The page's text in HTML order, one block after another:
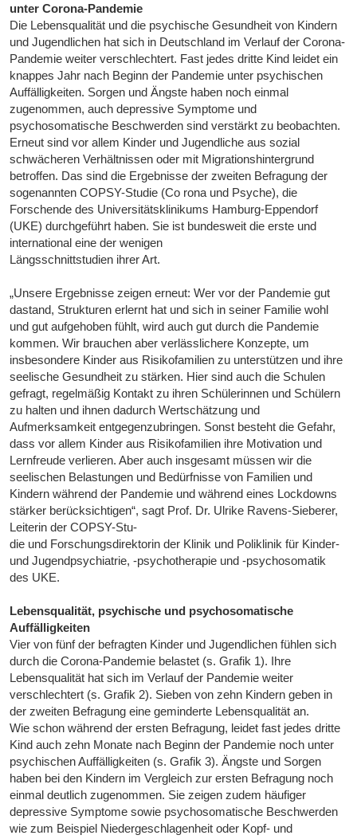
unter Corona-Pandemie
Die Lebensqualität und die psychische Gesundheit von Kindern
und Jugendlichen hat sich in Deutschland im Verlauf der Corona-
Pandemie weiter verschlechtert. Fast jedes dritte Kind leidet ein
knappes Jahr nach Beginn der Pandemie unter psychischen
Auffälligkeiten. Sorgen und Ängste haben noch einmal
zugenommen, auch depressive Symptome und
psychosomatische Beschwerden sind verstärkt zu beobachten.
Erneut sind vor allem Kinder und Jugendliche aus sozial
schwächeren Verhältnissen oder mit Migrationshintergrund
betroffen. Das sind die Ergebnisse der zweiten Befragung der
sogenannten COPSY-Studie (Co rona und Psyche), die
Forschende des Universitätsklinikums Hamburg-Eppendorf
(UKE) durchgeführt haben. Sie ist bundesweit die erste und
international eine der wenigen
Längsschnittstudien ihrer Art.
„Unsere Ergebnisse zeigen erneut: Wer vor der Pandemie gut
dastand, Strukturen erlernt hat und sich in seiner Familie wohl
und gut aufgehoben fühlt, wird auch gut durch die Pandemie
kommen. Wir brauchen aber verlässlichere Konzepte, um
insbesondere Kinder aus Risikofamilien zu unterstützen und ihre
seelische Gesundheit zu stärken. Hier sind auch die Schulen
gefragt, regelmäßig Kontakt zu ihren Schülerinnen und Schülern
zu halten und ihnen dadurch Wertschätzung und
Aufmerksamkeit entgegenzubringen. Sonst besteht die Gefahr,
dass vor allem Kinder aus Risikofamilien ihre Motivation und
Lernfreude verlieren. Aber auch insgesamt müssen wir die
seelischen Belastungen und Bedürfnisse von Familien und
Kindern während der Pandemie und während eines Lockdowns
stärker berücksichtigen“, sagt Prof. Dr. Ulrike Ravens-Sieberer,
Leiterin der COPSY-Stu-
die und Forschungsdirektorin der Klinik und Poliklinik für Kinder-
und Jugendpsychiatrie, -psychotherapie und -psychosomatik
des UKE.
Lebensqualität, psychische und psychosomatische
Auffälligkeiten
Vier von fünf der befragten Kinder und Jugendlichen fühlen sich
durch die Corona-Pandemie belastet (s. Grafik 1). Ihre
Lebensqualität hat sich im Verlauf der Pandemie weiter
verschlechtert (s. Grafik 2). Sieben von zehn Kindern geben in
der zweiten Befragung eine geminderte Lebensqualität an.
Wie schon während der ersten Befragung, leidet fast jedes dritte
Kind auch zehn Monate nach Beginn der Pandemie noch unter
psychischen Auffälligkeiten (s. Grafik 3). Ängste und Sorgen
haben bei den Kindern im Vergleich zur ersten Befragung noch
einmal deutlich zugenommen. Sie zeigen zudem häufiger
depressive Symptome sowie psychosomatische Beschwerden
wie zum Beispiel Niedergeschlagenheit oder Kopf- und